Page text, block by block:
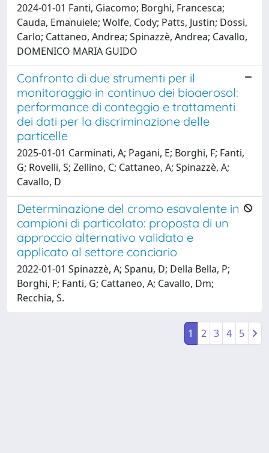
2024-01-01 Fanti, Giacomo; Borghi, Francesca;
Cauda, Emanuiele; Wolfe, Cody; Patts, Justin; Dossi,
Carlo; Cattaneo, Andrea; Spinazzè, Andrea; Cavallo,
DOMENICO MARIA GUIDO
Confronto di due strumenti per il
monitoraggio in continuo dei bioaerosol:
performance di conteggio e trattamenti
dei dati per la discriminazione delle
particelle
2025-01-01 Carminati, A; Pagani, E; Borghi, F; Fanti,
G; Rovelli, S; Zellino, C; Cattaneo, A; Spinazzè, A;
Cavallo, D
Determinazione del cromo esavalente in
campioni di particolato: proposta di un
approccio alternativo validato e
applicato al settore conciario
2022-01-01 Spinazzè, A; Spanu, D; Della Bella, P;
Borghi, F; Fanti, G; Cattaneo, A; Cavallo, Dm;
Recchia, S.
1 2 3 4 5